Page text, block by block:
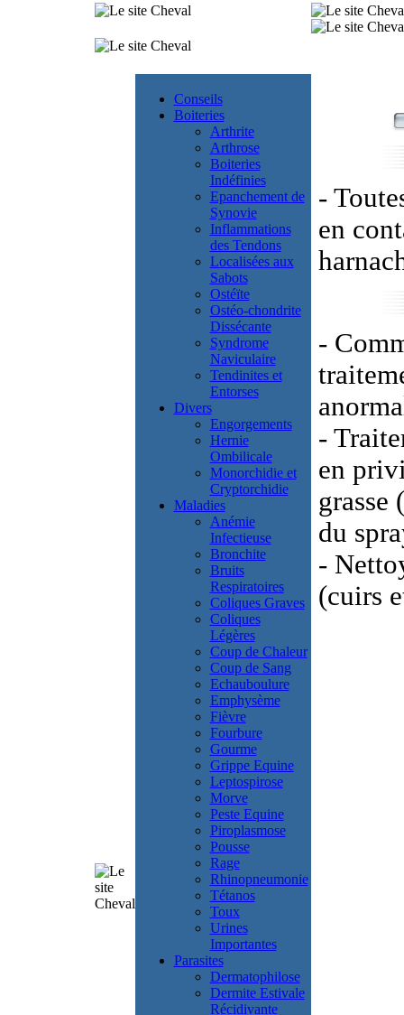
Conseils
Boiteries
Arthrite
Arthrose
Boiteries
Indéfinies
Epanchement de
Synovie
Inflammations
des Tendons
Localisées aux
Sabots
Ostéïte
Ostéo-chondrite
Dissécante
Syndrome
Naviculaire
Tendinites et
Entorses
Divers
Engorgements
Hernie
Ombilicale
Monorchidie et
Cryptorchidie
Maladies
Anémie
Infectieuse
Bronchite
Bruits
Respiratoires
Coliques Graves
Coliques
Légères
Coup de Chaleur
Coup de Sang
Echauboulure
Emphysème
Fièvre
Fourbure
Gourme
Grippe Equine
Leptospirose
Morve
Peste Equine
Piroplasmose
Pousse
Rage
Rhinopneumonie
Tétanos
Toux
Urines
Importantes
Parasites
Dermatophilose
Dermite Estivale
Récidivante
-
en
-
-
en
grasse
du
-
(cuirs